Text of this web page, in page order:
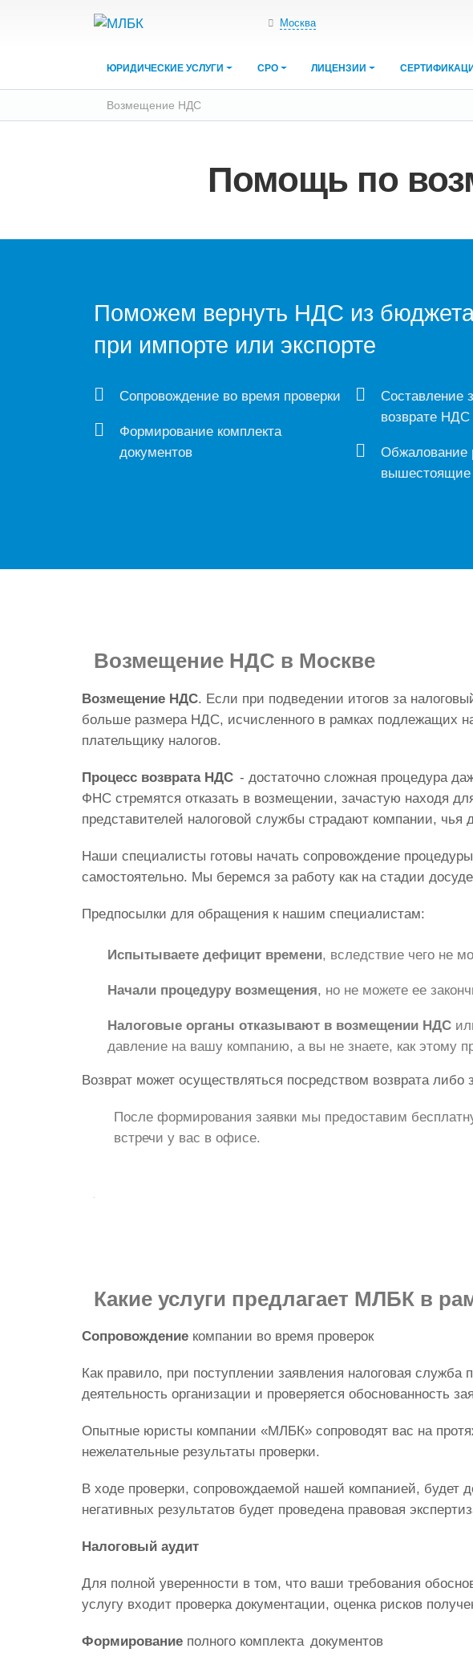
Москва
ЮРИДИЧЕСКИЕ УСЛУГИ СРО ЛИЦЕНЗИИ
Возмещение НДС
Помощь по
Поможем вернуть НДС из
при импорте или экспорте
Сопровождение во время проверки
Формирование комплекта
документов
Составление
возврате НДС
Обжалование
вышестоящие
Возмещение НДС в Москве
Возмещение НДС. Если при подведении итогов за
больше размера НДС, исчисленного в рамках подлежащих
плательщику налогов.
Процесс возврата НДС - достаточно сложная процедура
ФНС стремятся отказать в возмещении, зачастую находя
представителей налоговой службы страдают компании, чья
Наши специалисты готовы начать сопровождение
самостоятельно. Мы беремся за работу как на стадии
Предпосылки для обращения к нашим специалистам:
Испытываете дефицит времени, вследствие чего не
Начали процедуру возмещения, но не можете ее
Налоговые органы отказывают в возмещении НДС
давление на вашу компанию, а вы не знаете, как этому
Возврат может осуществляться посредством возврата
После формирования заявки мы предоставим
встречи у вас в офисе.
Какие услуги предлагает МЛБК в
Сопровождение компании во время проверок
Как правило, при поступлении заявления налоговая служба
деятельность организации и проверяется обоснованность
Опытные юристы компании «МЛБК» сопроводят вас на
нежелательные результаты проверки.
В ходе проверки, сопровождаемой нашей компанией, будет
негативных результатов будет проведена правовая
Налоговый аудит
Для полной уверенности в том, что ваши требования
услугу входит проверка документации, оценка рисков
Формирование полного комплекта документов